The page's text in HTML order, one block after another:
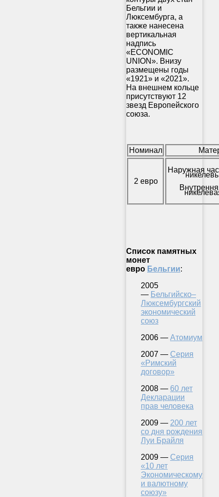
Бельгии и
Люксембурга, а
также нанесена
вертикальная
надпись
«ECONOMIC
UNION». Внизу
размещены годы
«1921» и «2021».
На внешнем кольце
присутствуют 12
звезд Европейского
союза.
Номинал
2 евро
Наружная
Список памятных
монет
евро Бельгии:
2005
— Бельгийско–
Люксембургский
экономический
союз
2006 — Атомиум
2007 — Серия
«Римский
договор»
2008 — 60 лет
Декларации
прав человека
2009 — 200 лет
со дня рождения
Луи Брайля
2009 — Серия
«10 лет
Экономическому
и валютному
союзу»